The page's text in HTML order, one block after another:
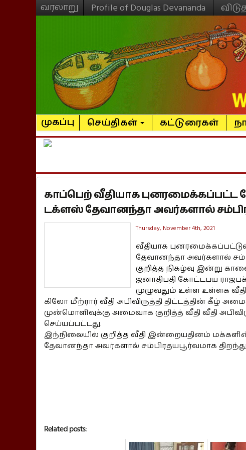
வரலாறு Profile of Douglas Devananda
முகப்பு செய்திகள் கட்டுரைகள்
காப்பெற் வீதியாக
டக்ளஸ் தேவானந்தா அவர்களால்
Thursday, November 4th, 2021
வீதியாக
தேவானந்தா அவர்களால்
குறித்த நிகழ்வு இன்று
ஜனாதிபதி கோட்டபய
முழுவதும் உள்ள உள்ளக
கிலோ மீற்ரார் வீதி அபிவிருத்தி திட்டத்தின் கீழ்
முன்மொளிவுக்கு அமைவாக குறித்த் வீதி வீதி
செய்யப்பட்டது.
இந்நிலையில் குறித்த வீதி இன்றையதினம்
தேவானந்தா அவர்களால் சம்பிரதயபூர்வமாக
Related posts: